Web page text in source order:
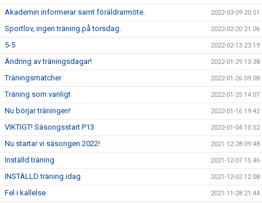
Akademin informerar samt föräldrarmöte. 2022-03-09 20:51
Sportlov, ingen träning på torsdag. 2022-02-20 21:06
5-5 2022-02-13 23:19
Ändring av träningsdagar! 2022-01-29 13:38
Träningsmatcher 2022-01-26 09:08
Träning som vanligt 2022-01-25 14:07
Nu börjar träningen! 2022-01-16 19:42
VIKTIGT! Säsongsstart P13 2022-01-04 10:52
Nu startar vi säsongen 2022! 2021-12-28 09:48
Inställd träning 2021-12-07 15:46
INSTÄLLD träning idag 2021-12-02 12:08
Fel i kallelse 2021-11-28 21:44